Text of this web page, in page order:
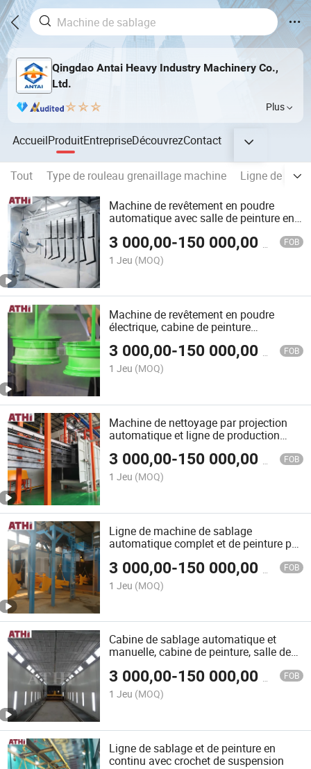
Qingdao Antai Heavy Industry Machinery Co.,
Ltd.
Plus
AccueilProduitEntrepriseDécouvrezContact
Tout Type de rouleau grenaillage machine
Ligne de
Machine de revêtement en poudre
automatique avec salle de peinture en
métal, fer et aluminium
3 000,00-150 000,00 FOB
1 Jeu (MOQ)
Machine de revêtement en poudre
électrique, cabine de peinture
production
3 000,00-150 000,00 FOB
1 Jeu (MOQ)
Machine de nettoyage par projection
automatique et ligne de production
poudre pour poutres en acier
structurelles H
3 000,00-150 000,00 FOB
1 Jeu (MOQ)
Ligne de machine de sablage
automatique complet et de peinture par
acier structurel profilé
3 000,00-150 000,00 FOB
1 Jeu (MOQ)
Cabine de sablage automatique et
manuelle, cabine de peinture, salle de
3 000,00-150 000,00 FOB
1 Jeu (MOQ)
Ligne de sablage et de peinture en
continu avec crochet de suspension